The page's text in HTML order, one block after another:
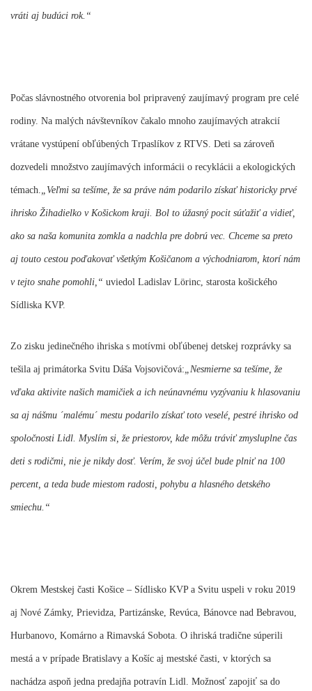
vráti aj budúci rok.“
Počas slávnostného otvorenia bol pripravený zaujímavý program pre celé
rodiny. Na malých návštevníkov čakalo mnoho zaujímavých atrakcií
vrátane vystúpení obľúbených Trpaslíkov z RTVS. Deti sa zároveň
dozvedeli množstvo zaujímavých informácii o recyklácii a ekologických
témach. „Veľmi sa tešíme, že sa práve nám podarilo získať historicky prvé
ihrisko Žihadielko v Košickom kraji. Bol to úžasný pocit súťažiť a vidieť,
ako sa naša komunita zomkla a nadchla pre dobrú vec. Chceme sa preto
aj touto cestou poďakovať všetkým Košičanom a východniarom, ktorí nám
v tejto snahe pomohli,“ uviedol Ladislav Lörinc, starosta košického
Sídliska KVP.
Zo zisku jedinečného ihriska s motívmi obľúbenej detskej rozprávky sa
tešila aj primátorka Svitu Dáša Vojsovičová:„Nesmierne sa tešíme, že
vďaka aktivite našich mamičiek a ich neúnavnému vyzývaniu k hlasovaniu
sa aj nášmu ´malému´ mestu podarilo získať toto veselé, pestré ihrisko od
spoločnosti Lidl. Myslím si, že priestorov, kde môžu tráviť zmysluplne čas
deti s rodičmi, nie je nikdy dosť. Verím, že svoj účel bude plniť na 100
percent, a teda bude miestom radosti, pohybu a hlasného detského
smiechu.“
Okrem Mestskej časti Košice – Sídlisko KVP a Svitu uspeli v roku 2019
aj Nové Zámky, Prievidza, Partizánske, Revúca, Bánovce nad Bebravou,
Hurbanovo, Komárno a Rimavská Sobota. O ihriská tradične súperili
mestá a v prípade Bratislavy a Košíc aj mestské časti, v ktorých sa
nachádza aspoň jedna predajňa potravín Lidl. Možnosť zapojiť sa do